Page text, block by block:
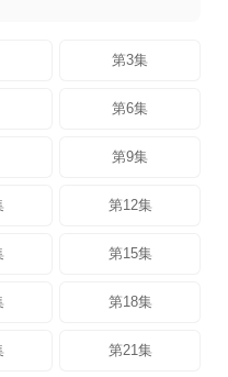
第3集
第6集
第9集
第12集
第15集
第18集
第21集